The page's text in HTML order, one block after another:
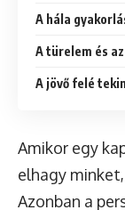
A hála
A türelem és
A jövő felé
Amikor egy
elhagy
Azonban a